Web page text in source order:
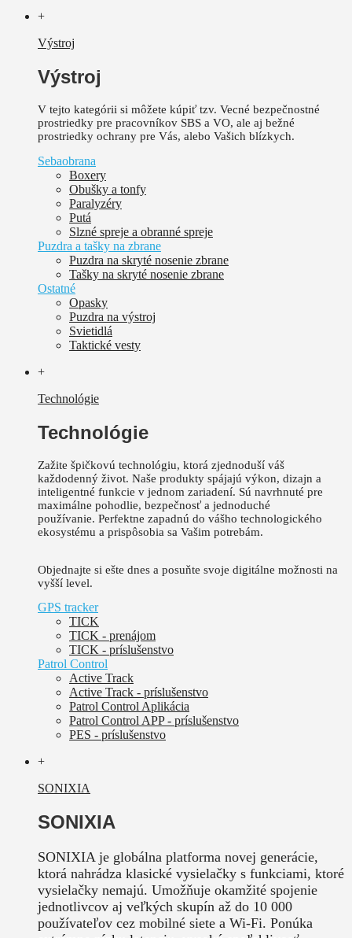
+
Výstroj
Výstroj
V tejto kategórii si môžete kúpiť tzv. Vecné bezpečnostné
prostriedky pre pracovníkov SBS a VO, ale aj bežné
prostriedky ochrany pre Vás, alebo Vašich blízkych.
Sebaobrana
Boxery
Obušky a tonfy
Paralyzéry
Putá
Slzné spreje a obranné spreje
Puzdra a tašky na zbrane
Puzdra na skryté nosenie zbrane
Tašky na skryté nosenie zbrane
Ostatné
Opasky
Puzdra na výstroj
Svietidlá
Taktické vesty
+
Technológie
Technológie
Zažite špičkovú technológiu, ktorá zjednoduší váš
každodenný život. Naše produkty spájajú výkon, dizajn a
inteligentné funkcie v jednom zariadení. Sú navrhnuté pre
maximálne pohodlie, bezpečnosť a jednoduché
používanie. Perfektne zapadnú do vášho technologického
ekosystému a prispôsobia sa Vašim potrebám.
Objednajte si ešte dnes a posuňte svoje digitálne možnosti na
vyšší level.
GPS tracker
TICK
TICK - prenájom
TICK - príslušenstvo
Patrol Control
Active Track
Active Track - príslušenstvo
Patrol Control Aplikácia
Patrol Control APP - príslušenstvo
PES - príslušenstvo
+
SONIXIA
SONIXIA
SONIXIA je globálna platforma novej generácie,
ktorá nahrádza klasické vysielačky s funkciami, ktoré
vysielačky nemajú. Umožňuje okamžité spojenie
jednotlivcov aj veľkých skupín až do 10 000
používateľov cez mobilné siete a Wi-Fi. Ponúka